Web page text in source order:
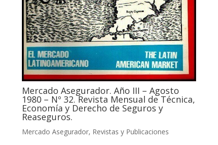
Mercado Asegurador. Año III – Agosto
1980 – Nº 32. Revista Mensual de Técnica,
Economía y Derecho de Seguros y
Reaseguros.
Mercado Asegurador, Revistas y Publicaciones